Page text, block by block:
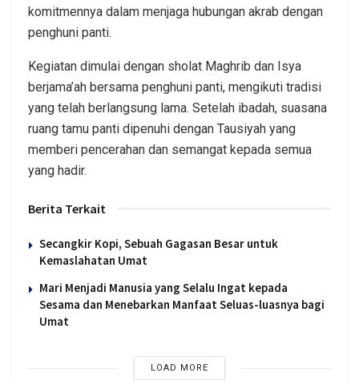
komitmennya dalam menjaga hubungan akrab dengan
penghuni panti.
Kegiatan dimulai dengan sholat Maghrib dan Isya
berjama’ah bersama penghuni panti, mengikuti tradisi
yang telah berlangsung lama. Setelah ibadah, suasana
ruang tamu panti dipenuhi dengan Tausiyah yang
memberi pencerahan dan semangat kepada semua
yang hadir.
Berita Terkait
Secangkir Kopi, Sebuah Gagasan Besar untuk
Kemaslahatan Umat
Mari Menjadi Manusia yang Selalu Ingat kepada
Sesama dan Menebarkan Manfaat Seluas-luasnya bagi
Umat
LOAD MORE